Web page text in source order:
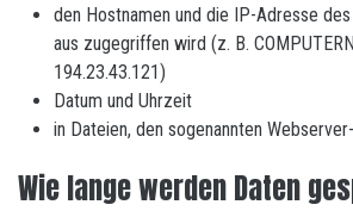
den Hostnamen und die IP-Adresse
aus zugegriffen wird (z. B.
194.23.43.121)
Datum und Uhrzeit
in Dateien, den sogenannten
Wie lange werden Daten